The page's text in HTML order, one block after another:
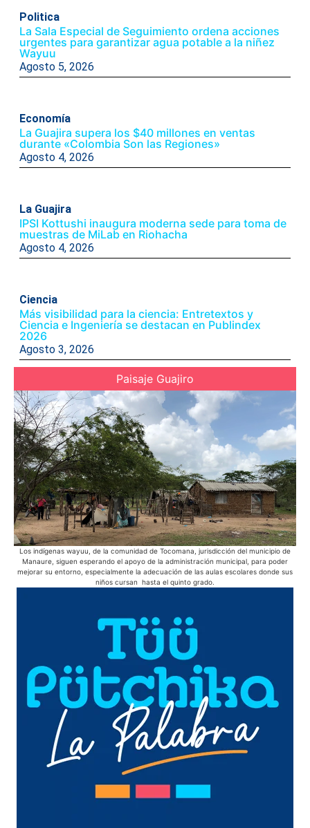
Politica
La Sala Especial de Seguimiento ordena acciones
urgentes para garantizar agua potable a la niñez
Wayuu
Agosto 5, 2026
Economía
La Guajira supera los $40 millones en ventas
durante «Colombia Son las Regiones»
Agosto 4, 2026
La Guajira
IPSI Kottushi inaugura moderna sede para toma de
muestras de MiLab en Riohacha
Agosto 4, 2026
Ciencia
Más visibilidad para la ciencia: Entretextos y
Ciencia e Ingeniería se destacan en Publindex
2026
Agosto 3, 2026
Paisaje Guajiro
Los indígenas wayuu, de la comunidad de Tocomana, jurisdicción del municipio de
Manaure, siguen esperando el apoyo de la administración municipal, para poder
mejorar su entorno, especialmente la adecuación de las aulas escolares donde sus
niños cursan hasta el quinto grado.